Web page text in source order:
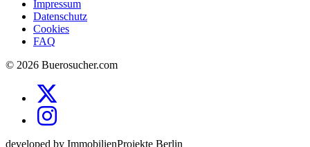
Impressum
Datenschutz
Cookies
FAQ
© 2026 Buerosucher.com
developed by ImmobilienProjekte Berlin